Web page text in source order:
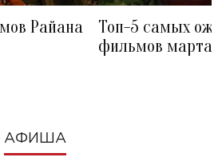
Райана
Топ-5 самых
фильмов
АФИША